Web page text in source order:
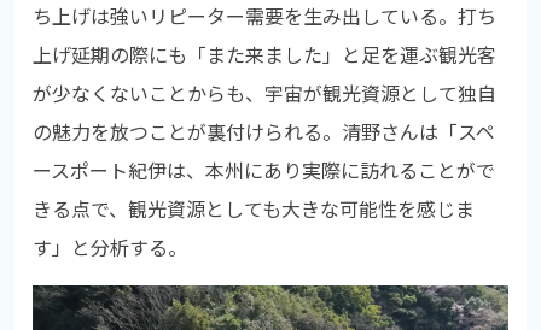
ち上げは強いリピーター需要を生み出している。打ち
上げ延期の際にも「また来ました」と足を運ぶ観光客
が少なくないことからも、宇宙が観光資源として独自
の魅力を放つことが裏付けられる。清野さんは「スペ
ースポート紀伊は、本州にあり実際に訪れることがで
きる点で、観光資源としても大きな可能性を感じま
す」と分析する。